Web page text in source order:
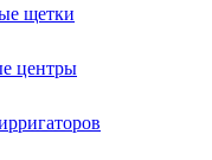
щетки
центры